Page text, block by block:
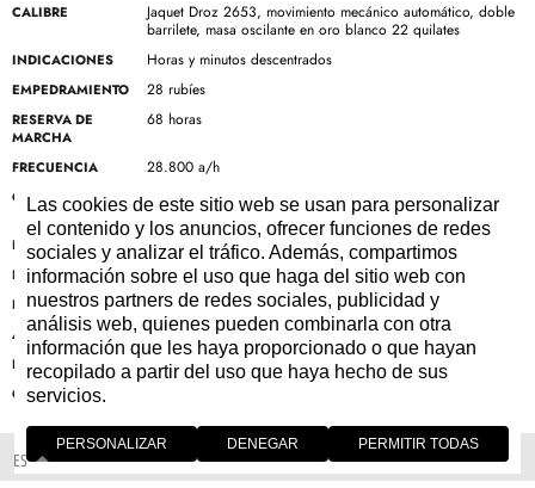
Las cookies de este sitio web se usan para personalizar
el contenido y los anuncios, ofrecer funciones de redes
sociales y analizar el tráfico. Además, compartimos
información sobre el uso que haga del sitio web con
nuestros partners de redes sociales, publicidad y
análisis web, quienes pueden combinarla con otra
información que les haya proporcionado o que hayan
recopilado a partir del uso que haya hecho de sus
servicios.
PERSONALIZAR DENEGAR PERMITIR TODAS
CALIBRE
Jaquet Droz 2653, movimiento mecánico automático, doble
barrilete, masa oscilante en oro blanco 22 quilates
INDICACIONES Horas y minutos descentrados
EMPEDRAMIENTO 28 rubíes
RESERVA DE
MARCHA
68 horas
FRECUENCIA 28.800 a/h
CAJA
Oro rojo 18 quilates Grosor 11,48 mm Número individual de
la serie limitada grabado en el fondo de la caja
DIÁMETRO 43 mm
ESTANQUEIDAD Hasta 3 bar (30 metros)
ESFERA Esmalte Grand Feu marfil Pintura miniatura en esmalte
AGUJAS Oro rojo 18 quilates
PULSERA Piel de aligátor marrón hecha a mano
CIERRE
ES